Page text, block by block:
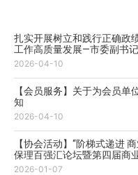
扎实开展树立和践行正确政
工作高质量发展—市委副书
2026-04-10
【会员服务】关于为会员
知
2026-04-10
【协会活动】“阶梯式递进
保理百强汇论坛暨第四届商
2026-01-07